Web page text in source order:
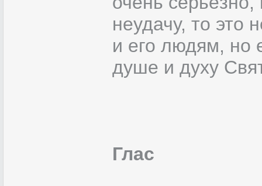
неудачу, то это
и его людям, но
душе и духу
Глас